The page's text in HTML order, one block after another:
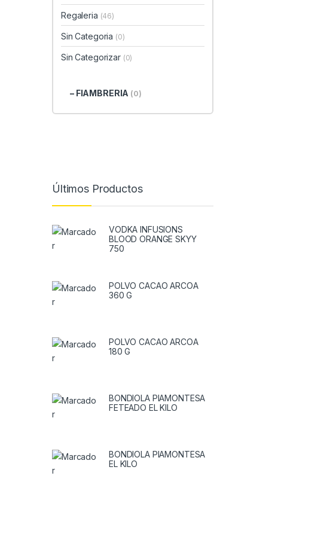
Regaleria (46)
Sin Categoria (0)
Sin Categorizar (0)
– FIAMBRERIA (0)
Últimos Productos
VODKA INFUSIONS
BLOOD ORANGE SKYY
750
POLVO CACAO ARCOA
360 G
POLVO CACAO ARCOA
180 G
BONDIOLA PIAMONTESA
FETEADO EL KILO
BONDIOLA PIAMONTESA
EL KILO